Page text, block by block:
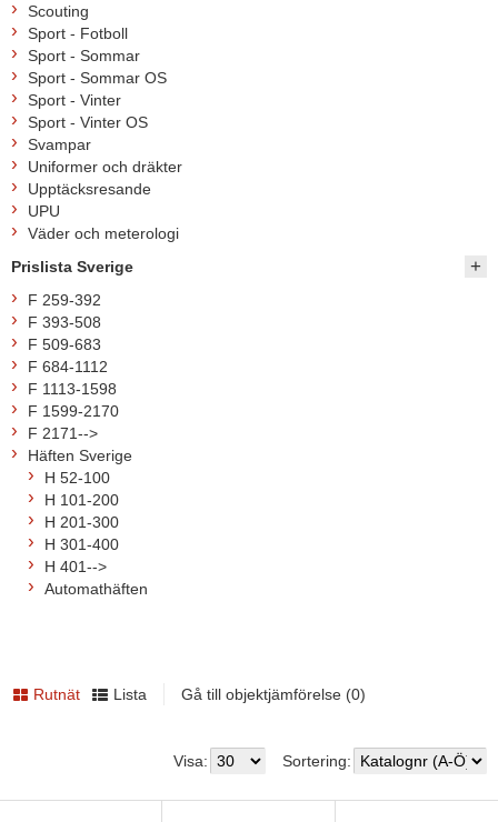
Scouting
Sport - Fotboll
Sport - Sommar
Sport - Sommar OS
Sport - Vinter
Sport - Vinter OS
Svampar
Uniformer och dräkter
Upptäcksresande
UPU
Väder och meterologi
Prislista Sverige
F 259-392
F 393-508
F 509-683
F 684-1112
F 1113-1598
F 1599-2170
F 2171-->
Häften Sverige
H 52-100
H 101-200
H 201-300
H 301-400
H 401-->
Automathäften
Rutnät Lista Gå till objektjämförelse (0)
Visa: Sortering: